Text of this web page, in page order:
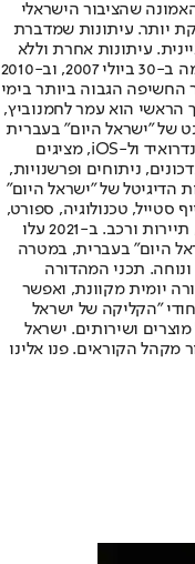
שהציבור הישראלי
יותר. עיתונות שמדברת
עיתונות אחרת וללא
תשלום. המהדורה המודפסת הראשונה פורסמה ב-30 ביולי 2007, וב-2010
החשיפה הגבוה ביותר בימי
הראשי הוא עמר לחמנוביץ,
של "ישראל היום" בעברית
ובאנגלית, כמו כן היישומונים (אפליקציות) לאנדרואיד ול-iOS, מציגים
ניתוחים ופרשנויות,
הדיגיטל של "ישראל היום"
סטייל, טכנולוגיה, ספורט,
כלכלה וצרכנות, בריאות, חיילים, אוכל, יהדות, תיירות ורכב. ב-2021 עלו
היום" בעברית, במטרה
תכני המהדורה
יומית מקוונת, ואפשר
"הקליקה של ישראל
ושירותים. ישראל
מקהל הקוראים. פנו אלינו